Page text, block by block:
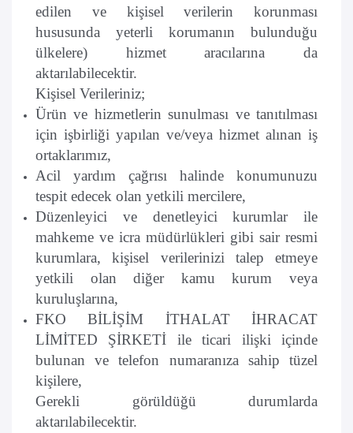
edilen ve kişisel verilerin korunması
hususunda yeterli korumanın bulunduğu
ülkelere) hizmet aracılarına da
aktarılabilecektir.
Kişisel Verileriniz;
Ürün ve hizmetlerin sunulması ve tanıtılması
için işbirliği yapılan ve/veya hizmet alınan iş
ortaklarımız,
Acil yardım çağrısı halinde konumunuzu
tespit edecek olan yetkili mercilere,
Düzenleyici ve denetleyici kurumlar ile
mahkeme ve icra müdürlükleri gibi sair resmi
kurumlara, kişisel verilerinizi talep etmeye
yetkili olan diğer kamu kurum veya
kuruluşlarına,
FKO BİLİŞİM İTHALAT İHRACAT
LİMİTED ŞİRKETİ ile ticari ilişki içinde
bulunan ve telefon numaranıza sahip tüzel
kişilere,
Gerekli görüldüğü durumlarda
aktarılabilecektir.